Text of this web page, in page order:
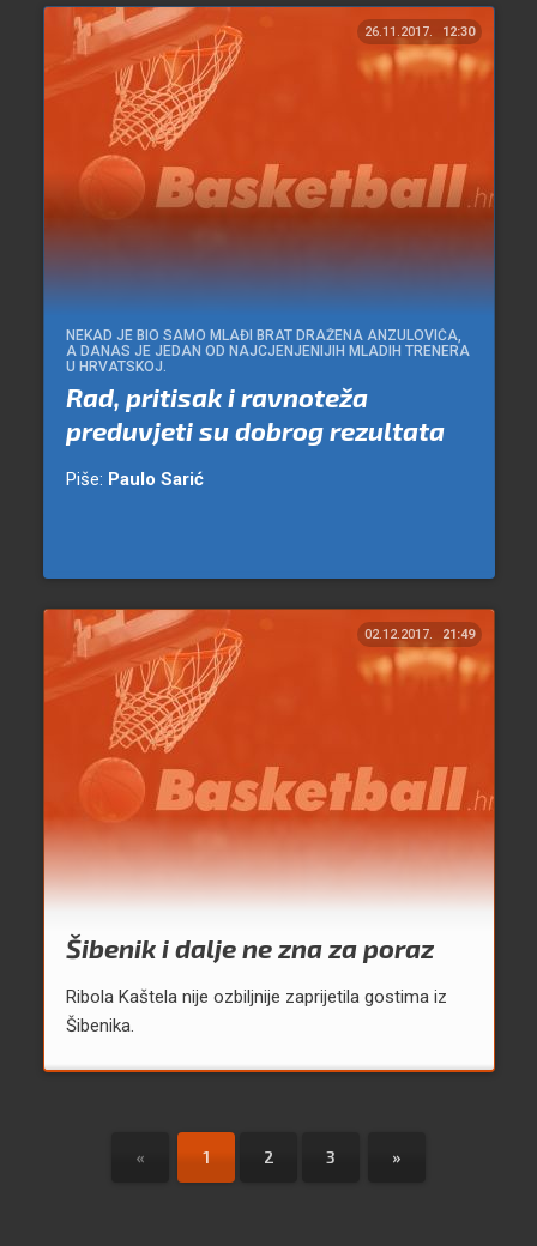
26.11.2017. 12:30
NEKAD JE BIO SAMO MLAĐI BRAT DRAŽENA ANZULOVIĆA,
A DANAS JE JEDAN OD NAJCJENJENIJIH MLADIH TRENERA
U HRVATSKOJ.
Rad, pritisak i ravnoteža
preduvjeti su dobrog rezultata
Piše: Paulo Sarić
02.12.2017. 21:49
Šibenik i dalje ne zna za poraz
Ribola Kaštela nije ozbiljnije zaprijetila gostima iz
Šibenika.
« 1 2 3 »